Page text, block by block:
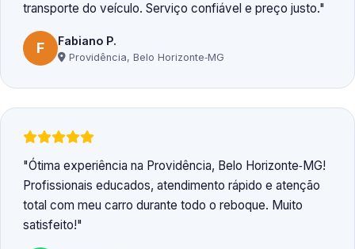
transporte do veículo. Serviço confiável e preço justo.
F Fabiano P.
Providência, Belo Horizonte‑MG
Ótima experiência na Providência, Belo Horizonte‑MG!
Profissionais educados, atendimento rápido e atenção
total com meu carro durante todo o reboque. Muito
satisfeito!